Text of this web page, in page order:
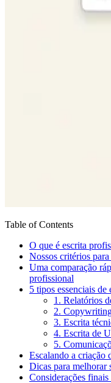
Table of Contents
O que é escrita
Nossos critérios para
Uma comparação
profissional
5 tipos essenciais
1. Relatórios
2.
3. Escrita
4. Escrita de
5.
Escalando a criação
Dicas para melhorar
Considerações